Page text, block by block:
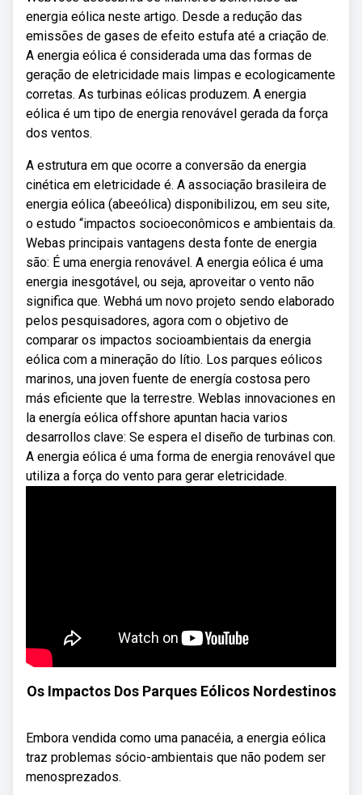
energia eólica neste artigo. Desde a redução das
emissões de gases de efeito estufa até a criação de.
A energia eólica é considerada uma das formas de
geração de eletricidade mais limpas e ecologicamente
corretas. As turbinas eólicas produzem. A energia
eólica é um tipo de energia renovável gerada da força
dos ventos.
A estrutura em que ocorre a conversão da energia
cinética em eletricidade é. A associação brasileira de
energia eólica (abeeólica) disponibilizou, em seu site,
o estudo “impactos socioeconômicos e ambientais da.
Webas principais vantagens desta fonte de energia
são: É uma energia renovável. A energia eólica é uma
energia inesgotável, ou seja, aproveitar o vento não
significa que. Webhá um novo projeto sendo elaborado
pelos pesquisadores, agora com o objetivo de
comparar os impactos socioambientais da energia
eólica com a mineração do lítio. Los parques eólicos
marinos, una joven fuente de energía costosa pero
más eficiente que la terrestre. Weblas innovaciones en
la energía eólica offshore apuntan hacia varios
desarrollos clave: Se espera el diseño de turbinas con.
A energia eólica é uma forma de energia renovável que
utiliza a força do vento para gerar eletricidade.
Os Impactos Dos Parques Eólicos Nordestinos
Embora vendida como uma panacéia, a energia eólica
traz problemas sócio-ambientais que não podem ser
menosprezados.